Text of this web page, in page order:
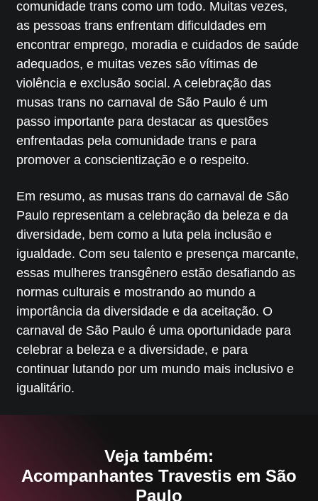
comunidade trans como um todo. Muitas vezes,
as pessoas trans enfrentam dificuldades em
encontrar emprego, moradia e cuidados de saúde
adequados, e muitas vezes são vítimas de
violência e exclusão social. A celebração das
musas trans no carnaval de São Paulo é um
passo importante para destacar as questões
enfrentadas pela comunidade trans e para
promover a conscientização e o respeito.
Em resumo, as musas trans do carnaval de São
Paulo representam a celebração da beleza e da
diversidade, bem como a luta pela inclusão e
igualdade. Com seu talento e presença marcante,
essas mulheres transgênero estão desafiando as
normas culturais e mostrando ao mundo a
importância da diversidade e da aceitação. O
carnaval de São Paulo é uma oportunidade para
celebrar a beleza e a diversidade, e para
continuar lutando por um mundo mais inclusivo e
igualitário.
Veja também:
Acompanhantes Travestis em São
Paulo